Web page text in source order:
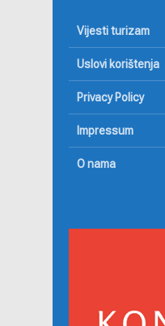
Vijesti turizam
Uslovi korištenja
Privacy Policy
Impressum
O nama